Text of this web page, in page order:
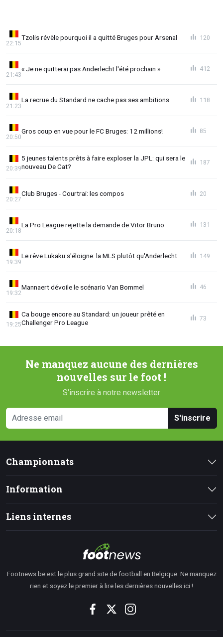
Tzolis révèle pourquoi il a quitté Bruges pour Arsenal
22:15
120
« Je ne quitterai pas Anderlecht l'été prochain »
21:43
412
La recrue du Standard ne cache pas ses ambitions
21:23
118
Gros coup en vue pour le FC Bruges: 12 millions!
20:50
85
5 jeunes talents prêts à faire exploser la JPL: qui sera le
nouveau De Cat?
20:39
187
Club Bruges - Courtrai: les compos
20:27
20
La Pro League rejette la demande de Vitor Bruno
20:18
131
Le rêve Lukaku s'éloigne: la MLS plutôt qu'Anderlecht
19:39
149
Mannaert dévoile le scénario Van Bommel
19:32
46
Ca bouge encore au Standard: un joueur prêté en
Challenger Pro League
19:25
73
Ne manquez aucune des dernières
nouvelles sur le foot !
S'inscrire à notre newsletter
S'inscrire
Championnats
Information
Liens internes
Footnews.be est le plus grand site de football en Belgique. Ne manquez
rien et soyez le premier à lire les dernières nouvelles ici !